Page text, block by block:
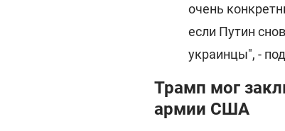
очень
если Путин
украинцы", -
Трамп мог
армии США